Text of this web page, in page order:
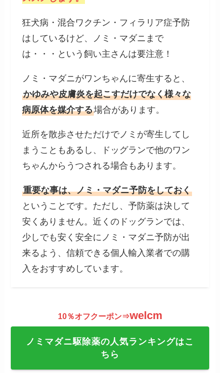
狂犬病・混合ワクチン・フィラリア症予防
はしているけど、ノミ・マダニまで
は・・・という飼い主さんは要注意！
ノミ・マダニがワンちゃんに寄生すると、
かゆみや皮膚炎を起こすだけでなく様々な
病原体を媒介する場合があります。
近所を散歩させただけでノミが寄生してし
まうこともあるし、ドッグランで他のワン
ちゃんからうつされる場合もあります。
重要な事は、ノミ・マダニ予防をしておく
ということです。ただし、予防薬は決して
安くありません。近くのドッグランでは、
少しでも安く安全にノミ・マダニ予防が出
来るよう、信頼できる個人輸入業者での購
入をおすすめしています。
10％オフクーポン⇒welcm
ノミマダニ駆除薬の人気ランキングはこ
ちら